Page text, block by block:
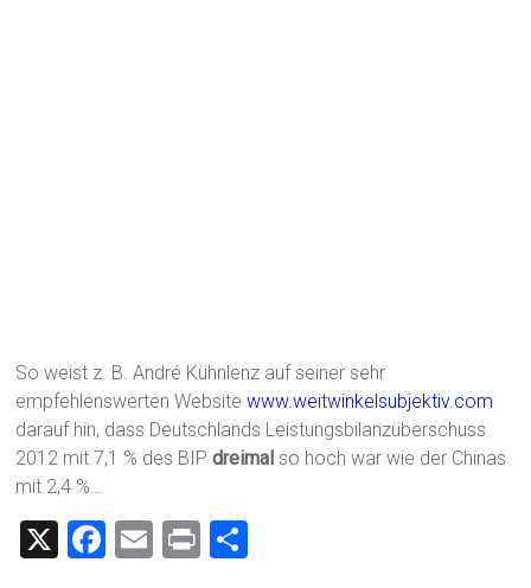
So weist z. B. André Kühnlenz auf seiner sehr
empfehlenswerten Websitewww.weitwinkelsubjektiv.com
darauf hin, dass Deutschlands Leistungsbilanzüberschuss
2012 mit 7,1 % des BIPdreimal so hoch war wie der Chinas
mit 2,4 %…
X
F
E
Pr